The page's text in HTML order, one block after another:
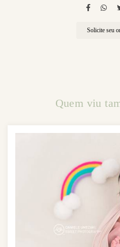
Solicite seu
Quem viu